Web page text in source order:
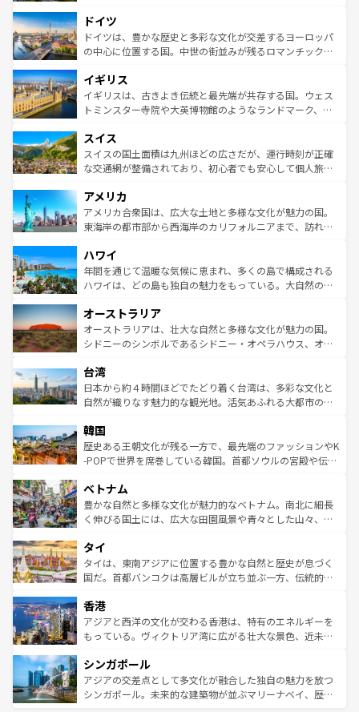
の城塞都市、穏やかなビーチリゾートまで多彩な表情を見
せる。地方によって風土や気候が異なるスペインはその個
性で訪れる人を魅了する。 なお、新着のスペイン情報はコ
で、幅広い魅力が詰まっている。華麗な宮殿、歴史的な大
聖堂、美しいビーチ、そして豊かな自然が、訪れる者を心
から魅了する。また、フランスは美食の国としても知ら
いる。シャンパンの発祥地であるランス、プロヴァンスの
香り高いラベンダー畑など、多彩な楽しみ方が可能だ。さ
らに、パリ以外の地域にも魅力が溢れており、どの街角に
れる地方に足を運ぶとそれぞれで全く異なる文化を体験で
きるだろう。 なお、新着のフランス情報はコンテンツ一覧
を参照してほしい。
ドイツ
ドイツは、豊かな歴史と多彩な文化が交差するヨーロッパ
の中心に位置する国。中世の街並みが残るロマンチック街
顔を持つこの国は、どこを歩いても飽きることがない。ベ
ルリンの文化的活気、バイエルン州のアルプスの絶景、そ
してライン川沿いのワイン畑といった風景は必見。ビール
は、お酒好きな人にはぜひ体験してほしい。 なお、新着の
ドイツ情報はコンテンツ一覧を参照してほしい。
イギリス
イギリスは、古きよき伝統と最先端が共存する国。ウェス
トミンスター寺院や大英博物館のようなランドマーク、歴
リアごとに異なる魅力がある。また、優雅なアフタヌーン
ティー、ビール好きにはたまらない英国パブ、サッカー観
戦など、本場だからこそできる体験も豊富。イギリスを旅
ンツ一覧を参照してほしい。
スイス
スイスの国土面積は九州ほどの広さだが、運行時刻が正確
な交通網が整備されており、初心者でも安心して個人旅行
の建物がそのまま残る町や、スイスならではのユニークな
博物館もあり、アルプス観光だけでなく町歩きも満喫する
ことができる。国民の所得が高いため物価も高いが、旅行
ば市内交通費無料で観光を楽しむこともできる。 なお、新
着のスイス情報はコンテンツ一覧 を参照してほしい。
アメリカ
アメリカ合衆国は、広大な土地と多様な文化が魅力の国。
東海岸の都市部から西海岸のカリフォルニアまで、訪れる
のような巨大都市は、観光、ショッピング、エンターテイ
ンメントが詰まった刺激的なスポットだ。一方、アメリカ
西部には大自然が広がり、グランドキャニオンやイエロー
部のニューオーリンズでは、音楽と美食が融合した独特の
文化が魅力。旅行者はアメリカの各地域で異なる魅力を楽
しみながら、その多様性と豊かな歴史を感じることができ
ならではの贅沢な旅のスタイルだ。 なお、新着のアメリカ
情報はコンテンツ一覧を参照してほしい。
ハワイ
年間を通じて温暖な気候に恵まれ、多くの島で構成される
ハワイは、どの島も独自の魅力をもっている。大自然の神
ワイ島は見逃せない。また、定番の観光地といえばオアフ
島だが、静かな自然を求めるならマウイ島やカウアイ島が
おすすめ。エメラルドグリーンに輝く海をはじめ、豊かな
れるおもてなしの心で訪れる人々を迎えてくれるハワイの
人々、おいしいローカルフードやハワイアンミュージッ
ク、伝統的なフラダンスなど、すべてがハワイの魅力を彩
ワイを、存分に味わってほしい。 なお、新着のハワイ情報
はコンテンツ一覧を参照してほしい。
オーストラリア
オーストラリアは、壮大な自然と多様な文化が魅力の国。
シドニーのシンボルであるシドニー・オペラハウス、オー
リアリーフや大陸中央部にそびえるウルル（エアーズロッ
ク）、タスマニアの美しい原生林やケアンズの熱帯雨林な
ど、見どころがたくさん。また、カフェやワイン、オージ
いる。アクティビティも充実しており、サーフィンやダイ
ビング、ハイキングなど、アウトドア好きにはたまらな
い。オーストラリアの多彩な魅力を存分に味わいつくそ
参照してほしい。
台湾
日本から約４時間ほどでたどり着く台湾は、多彩な文化と
自然が織りなす魅力的な観光地。活気あふれる大都市の台
ン）、静ひつな山岳地帯である台湾東部など、都市の喧騒
と山間の静けさが共存しており、訪れる人に新しい発見と
驚きをもたらしてくれる。また、奥深い台湾の食文化も魅
容にもいいと評判のスイーツなど、バラエティ豊かな料理
が味わえる。 なお、新着の台湾情報は コンテンツ一覧を参
照してほしい。
韓国
歴史ある王朝文化が残る一方で、最先端のファッションやK
-POPで世界を席巻している韓国。首都ソウルの宮殿や伝統
き、地方に足を延ばせば四季折々の自然美を楽しむことが
できる。そして、キムチや焼肉、絶品のストリートフード
まで、さまざまな韓国料理が待っている。夜には、韓国な
リティに包まれながら、韓国の多彩な魅力を心ゆくまで味
わってみてほしい。 なお、新着の韓国情報はコンテンツ一
覧を参照してほしい。
ベトナム
豊かな自然と多様な文化が魅力的なベトナム。南北に細長
く伸びる国土には、広大な田園風景や青々とした山々、世
急速な発展と共に伝統が息づく。ハノイの古い町並みやホ
ーチミン市のフランス統治時代の建物も、独特の雰囲気を
醸し出している。また、バラエティの豊かさとおいしさで
とつ。フォーやバインミー、ベトナムコーヒーなどは、ぜ
ひ現地で味わいたい。どの地域を訪れてもあたたかい人々
が旅行者を迎えてくれるので、きっと忘れられない旅にな
参照してほしい。
タイ
タイは、東南アジアに位置する豊かな自然と歴史が息づく
国だ。首都バンコクは高層ビルが立ち並ぶ一方、伝統的な
の活気が交差している。北部ではチェンマイなどの山岳地
帯で自然と触れ合い、南部ではプーケットやクラビの美し
いビーチでリゾート気分を楽しむことができる。タイ料理
激する。気候は一年中温暖で、どの季節にも異なる楽しみ
が待っている。親しみやすいタイの人々、仏教を中心とし
た文化、そして多様な観光資源が、訪れる旅人を魅了し続
香港
アジアと西洋の文化が交わる香港は、特有のエネルギーを
もっている。ヴィクトリア湾に広がる壮大な景色、近未来
み、どこを訪れても感動するはず。観光スポットが密集し
ており、効率よく見どころを回れるのも魅力。息をのむよ
うな絶景から文化的な体験まで、香港を存分に楽しみ尽く
シンガポール
アジアの交差点として多文化が融合した独自の魅力を放つ
シンガポール。未来的な建築物が並ぶマリーナベイ、歴史